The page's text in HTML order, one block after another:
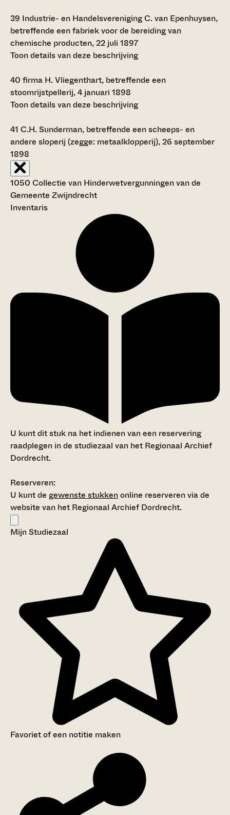
39 Industrie- en Handelsvereniging C. van Epenhuysen,
betreffende een fabriek voor de bereiding van
chemische producten, 22 juli 1897
Toon details van deze beschrijving
40 firma H. Vliegenthart, betreffende een
stoomrijstpellerij, 4 januari 1898
Toon details van deze beschrijving
41 C.H. Sunderman, betreffende een scheeps- en
andere sloperij (zegge: metaalklopperij), 26 september
1898
1050 Collectie van Hinderwetvergunningen van de
Gemeente Zwijndrecht
Inventaris
U kunt dit stuk na het indienen van een reservering
raadplegen in de studiezaal van het Regionaal Archief
Dordrecht.
Reserveren:
U kunt de gewenste stukkenonline reserveren via de
website van het Regionaal Archief Dordrecht.
Mijn Studiezaal
Favoriet of een notitie maken